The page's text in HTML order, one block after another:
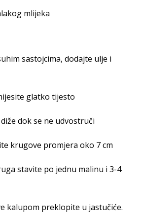
mlijeka
sastojcima, dodajte ulje i
glatko tijesto
dok se ne udvostruči
krugove promjera oko 7 cm
stavite po jednu malinu i 3-4
kalupom preklopite u jastučiće.